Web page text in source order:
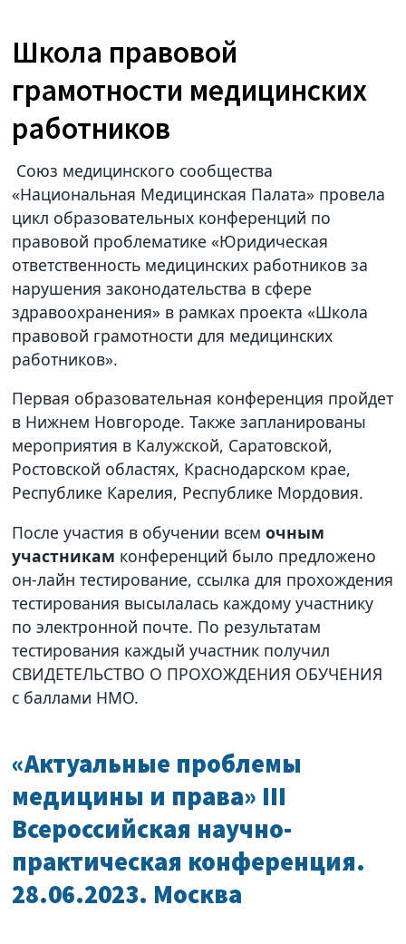
Школа правовой
грамотности медицинских
работников
Союз медицинского сообщества
«Национальная Медицинская Палата» провела
цикл образовательных конференций по
правовой проблематике «Юридическая
ответственность медицинских работников за
нарушения законодательства в сфере
здравоохранения» в рамках проекта «Школа
правовой грамотности для медицинских
работников».
Первая образовательная конференция пройдет
в Нижнем Новгороде. Также запланированы
мероприятия в Калужской, Саратовской,
Ростовской областях, Краснодарском крае,
Республике Карелия, Республике Мордовия.
После участия в обучении всемочным
участникам конференций было предложено
он-лайн тестирование, ссылка для прохождения
тестирования высылалась каждому участнику
по электронной почте. По результатам
тестирования каждый участник получил
СВИДЕТЕЛЬСТВО О ПРОХОЖДЕНИЯ ОБУЧЕНИЯ
с баллами НМО.
«Актуальные проблемы
медицины и права» III
Всероссийская научно-
практическая конференция.
28.06.2023. Москва